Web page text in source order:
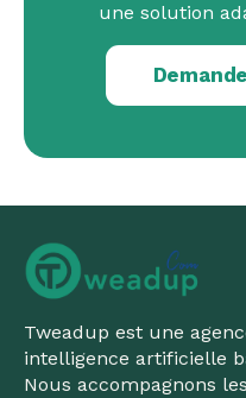
une solution
Tweadup est une
intelligence artificielle
Nous accompagnons